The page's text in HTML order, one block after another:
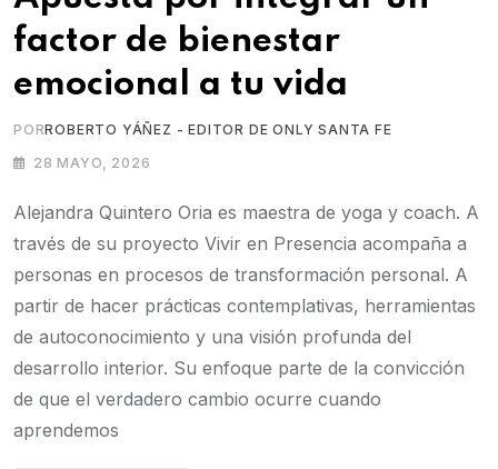
factor de bienestar
emocional a tu vida
PORROBERTO YÁÑEZ - EDITOR DE ONLY SANTA FE
28 MAYO, 2026
Alejandra Quintero Oria es maestra de yoga y coach. A
través de su proyecto Vivir en Presencia acompaña a
personas en procesos de transformación personal. A
partir de hacer prácticas contemplativas, herramientas
de autoconocimiento y una visión profunda del
desarrollo interior. Su enfoque parte de la convicción
de que el verdadero cambio ocurre cuando
aprendemos